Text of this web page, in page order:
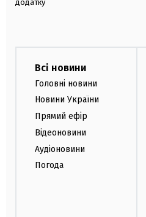
додатку
Всі новини
Головні новини
Новини України
Прямий ефір
Відеоновини
Аудіоновини
Погода